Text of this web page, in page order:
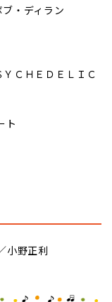
・ディラン
ＣＨＥＤＥＬＩＣ
ト
小野正利